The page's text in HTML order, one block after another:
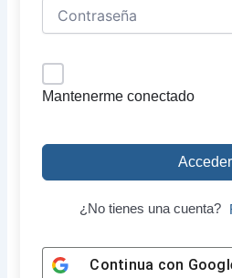
Mantenerme conectado
Acceder
¿No tienes una cuenta?
Continua con